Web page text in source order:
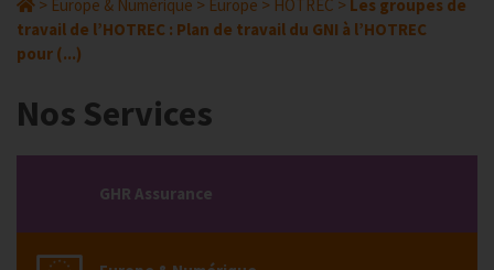
> Europe & Numérique > Europe > HOTREC > Les groupes de
travail de l’HOTREC : Plan de travail du GNI à l’HOTREC
pour (...)
Nos Services
GHR Assurance